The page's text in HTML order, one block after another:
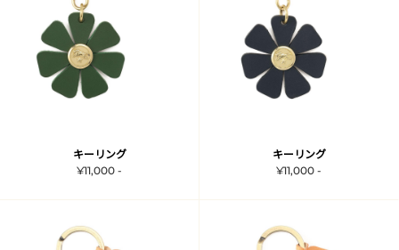
キーリング
¥11,000 -
キーリング
¥11,000 -